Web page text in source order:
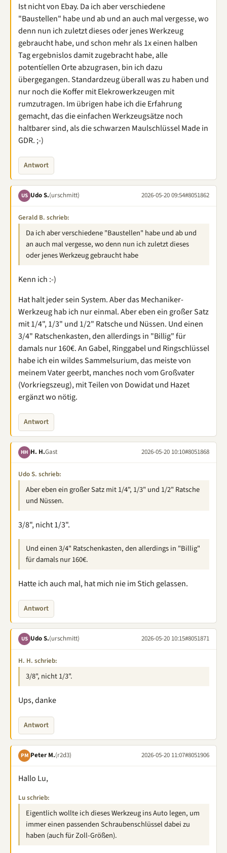
Ist nicht von Ebay. Da ich aber verschiedene
"Baustellen" habe und ab und an auch mal vergesse, wo
denn nun ich zuletzt dieses oder jenes Werkzeug
gebraucht habe, und schon mehr als 1x einen halben
Tag ergebnislos damit zugebracht habe, alle
potentíellen Orte abzugrasen, bin ich dazu
übergegangen. Standardzeug überall was zu haben und
nur noch die Koffer mit Elekrowerkzeugen mit
rumzutragen. Im übrigen habe ich die Erfahrung
gemacht, das die einfachen Werkzeugsätze noch
haltbarer sind, als die schwarzen Maulschlüssel Made in
GDR. ;-)
Antwort
US Udo S.(urschmitt) 2026-05-20 09:54#8051862
Gerald B. schrieb:
Da ich aber verschiedene "Baustellen" habe und ab und
an auch mal vergesse, wo denn nun ich zuletzt dieses
oder jenes Werkzeug gebraucht habe
Kenn ich :-)
Hat halt jeder sein System. Aber das Mechaniker-
Werkzeug hab ich nur einmal. Aber eben ein großer Satz
mit 1/4", 1/3" und 1/2" Ratsche und Nüssen. Und einen
3/4" Ratschenkasten, den allerdings in "Billig" für
damals nur 160€. An Gabel, Ringgabel und Ringschlüssel
habe ich ein wildes Sammelsurium, das meiste von
meinem Vater geerbt, manches noch vom Großvater
(Vorkriegszeug), mit Teilen von Dowidat und Hazet
ergänzt wo nötig.
Antwort
HH H. H.Gast 2026-05-20 10:10#8051868
Udo S. schrieb:
Aber eben ein großer Satz mit 1/4", 1/3" und 1/2" Ratsche
und Nüssen.
3/8", nicht 1/3".
Und einen 3/4" Ratschenkasten, den allerdings in "Billig"
für damals nur 160€.
Hatte ich auch mal, hat mich nie im Stich gelassen.
Antwort
US Udo S.(urschmitt) 2026-05-20 10:15#8051871
H. H. schrieb:
3/8", nicht 1/3".
Ups, danke
Antwort
PM Peter M.(r2d3) 2026-05-20 11:07#8051906
Hallo Lu,
Lu schrieb:
Eigentlich wollte ich dieses Werkzeug ins Auto legen, um
immer einen passenden Schraubenschlüssel dabei zu
haben (auch für Zoll-Größen).